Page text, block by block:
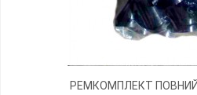
РЕМКОМПЛЕКТ ПОВНИЙ